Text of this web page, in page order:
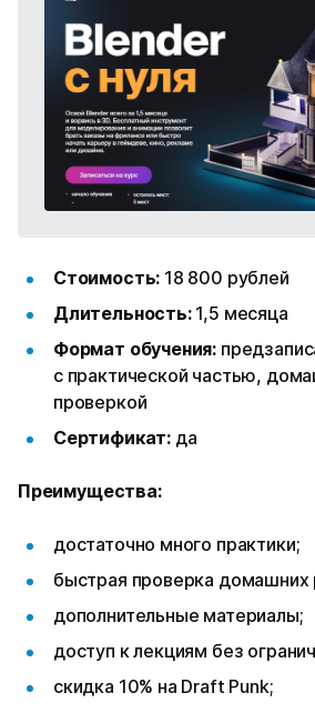
Стоимость: 18 800 рублей
Длительность:1,5 месяца
Формат обучения:
с практической частью,
проверкой
Сертификат: да
Преимущества:
достаточно много практики;
быстрая проверка домашних
дополнительные материалы;
доступ к лекциям без
скидка 10% на Draft Punk;